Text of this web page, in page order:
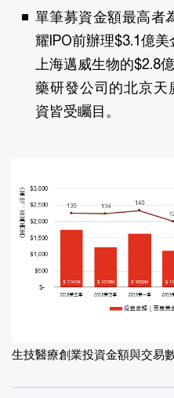
單筆募資金額最高者
耀IPO前辦理$3.1億
上海邁威生物的$2.8
藥研發公司的北京天
資皆受矚目。
生技醫療創業投資金額與交易